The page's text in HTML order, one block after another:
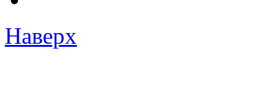
Наверх